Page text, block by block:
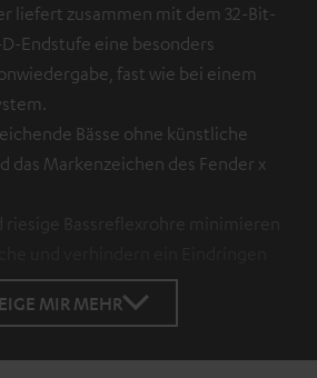
liefert zusammen mit dem 32-Bit-
D-Endstufe eine besonders
fast wie bei einem
Bässe ohne künstliche
das Markenzeichen des Fender x
Bassreflexrohre minimieren
MIR MEHR